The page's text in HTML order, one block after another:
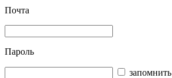
Почта
Пароль
запомнить